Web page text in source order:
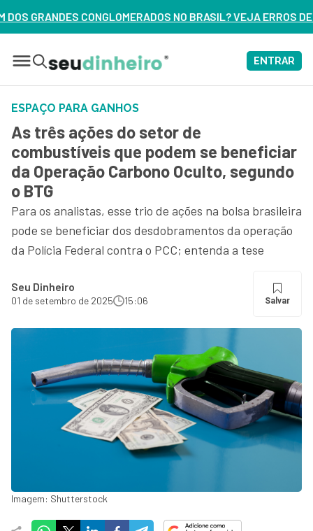
NO BRASIL? VEJA ERROS DE 3 DELES – ASSISTA AGORA
ENTRAR
ESPAÇO PARA GANHOS
As três ações do setor de
combustíveis que podem se beneficiar
da Operação Carbono Oculto, segundo
o BTG
Para os analistas, esse trio de ações na bolsa brasileira
pode se beneficiar dos desdobramentos da operação
da Polícia Federal contra o PCC; entenda a tese
Seu Dinheiro
01 de setembro de 2025 15:06 Salvar
Imagem: Shutterstock